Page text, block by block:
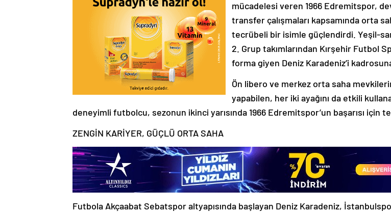
mücadelesi veren 1966 Edremitspor,
transfer çalışmaları kapsamında orta
tecrübeli bir isimle güçlendirdi. Yeşil-
2. Grup takımlarından Kırşehir Futbol
forma giyen Deniz Karadeniz’i
Ön libero ve merkez orta saha
yapabilen, her iki ayağını da etkili
deneyimli futbolcu, sezonun ikinci yarısında 1966 Edremitspor’un başarısı için
ZENGİN KARİYER, GÜÇLÜ ORTA SAHA
Futbola Akçaabat Sebatspor altyapısında başlayan Deniz Karadeniz,